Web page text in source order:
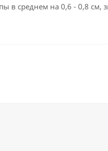
в среднем на 0,6 - 0,8 см,